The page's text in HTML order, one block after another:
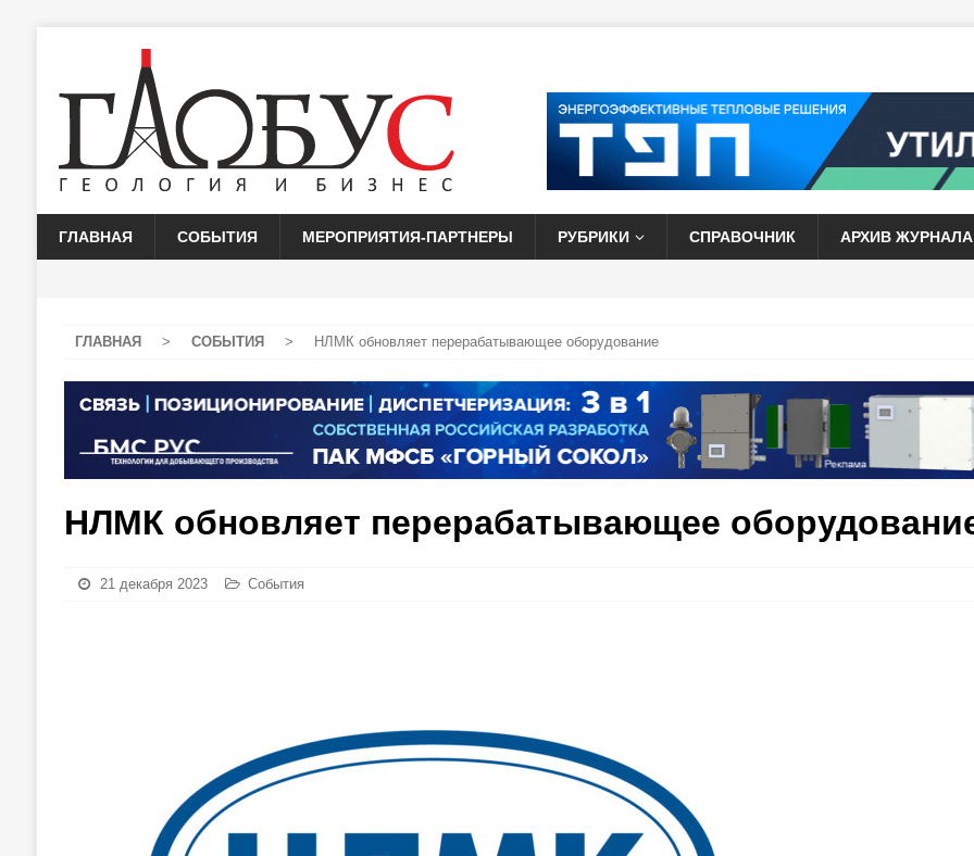
ГЛАВНАЯ СОБЫТИЯ МЕРОПРИЯТИЯ-ПАРТНЕРЫ РУБРИКИ СПРАВОЧНИК АРХИВ ЖУРНАЛА
ГЛАВНАЯ > СОБЫТИЯ > НЛМК обновляет перерабатывающее оборудование
НЛМК обновляет перерабатывающее
21 декабря 2023 События